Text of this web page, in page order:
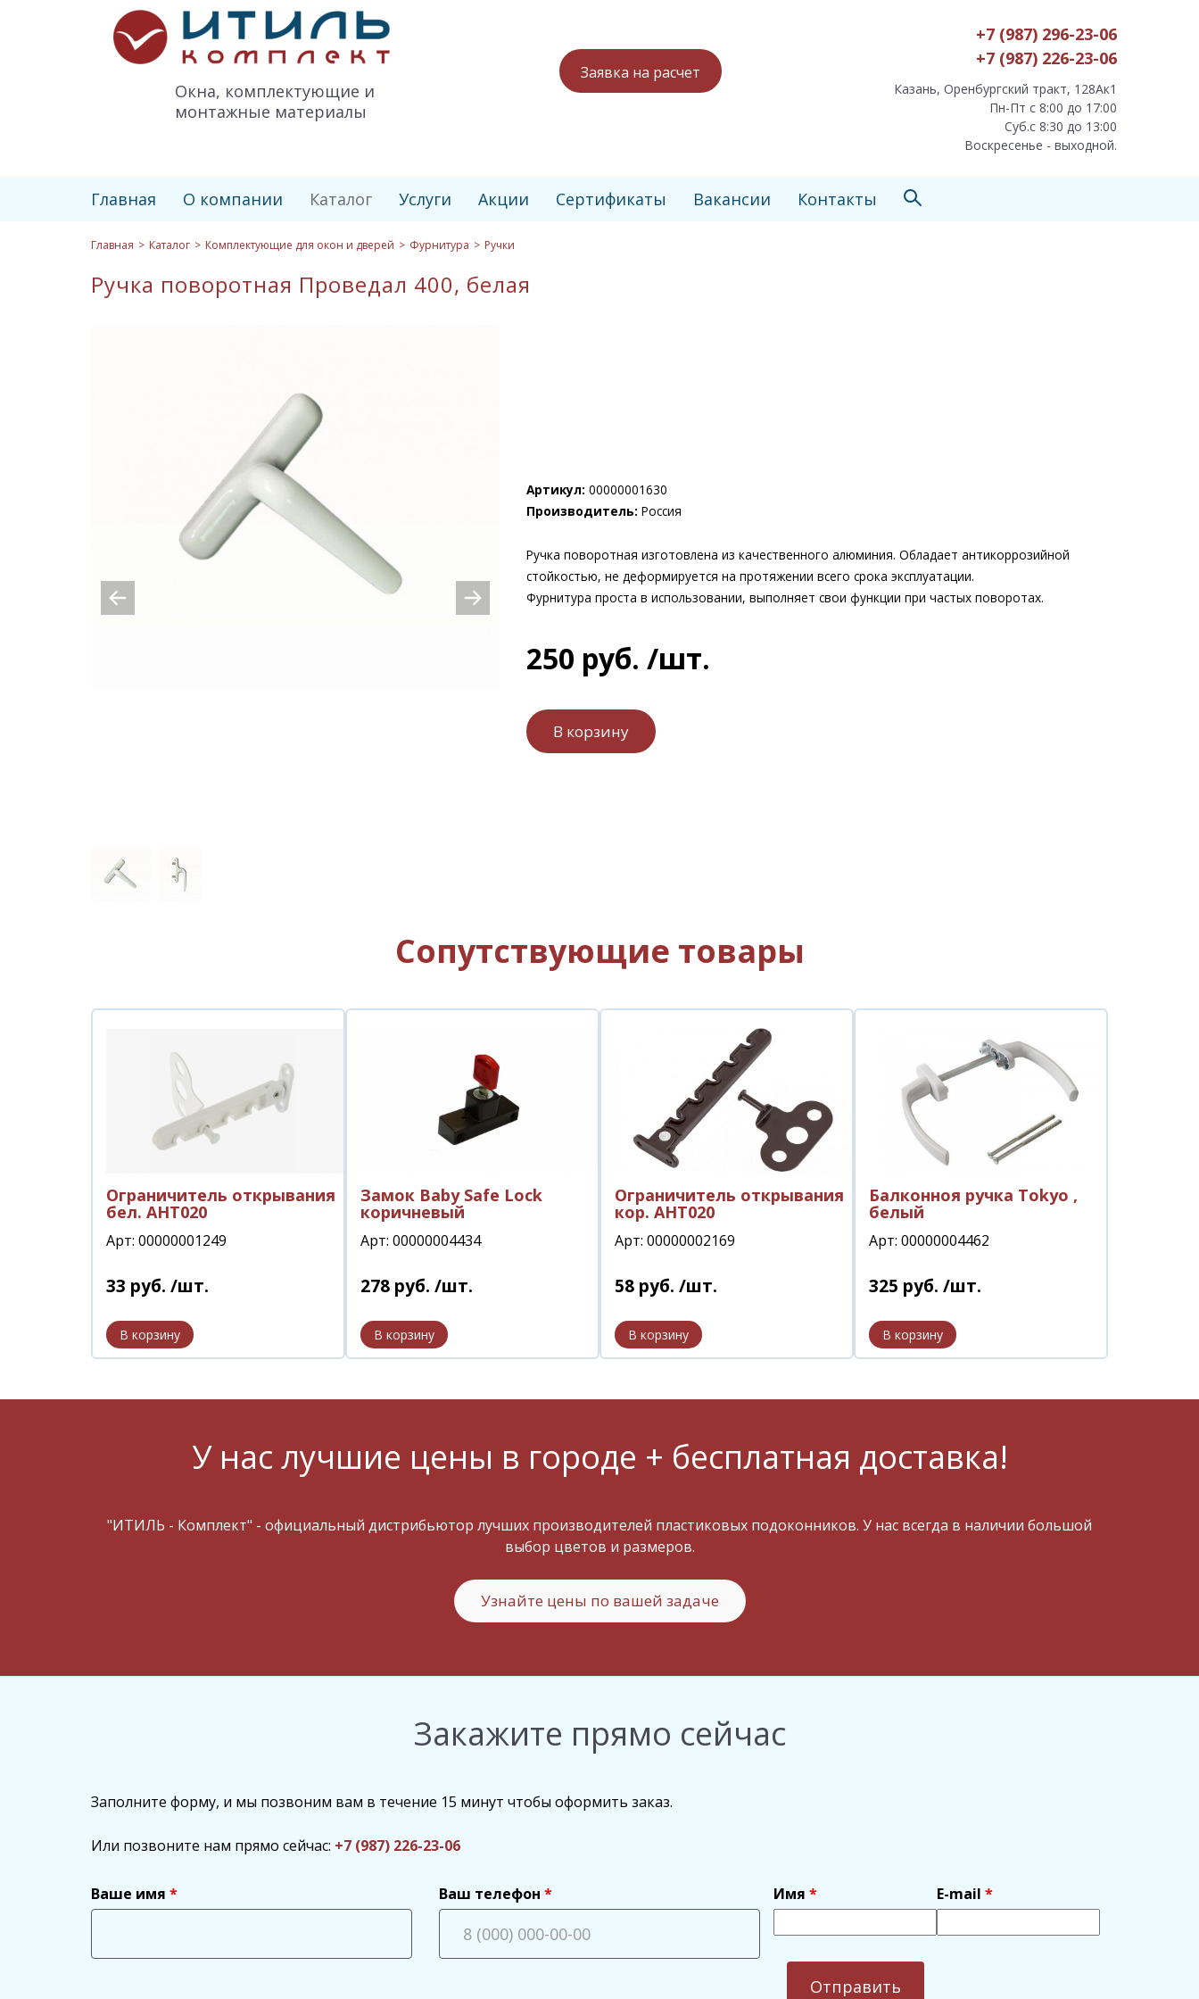
Итиль-
Комплект
logo
Окна, комплектующие и
монтажные материалы
Заявка на расчет
+7 (987) 296-23-06
+7 (987) 226-23-06
Казань, Оренбургский тракт, 128Ак1
Пн-Пт с 8:00 до 17:00
Суб.с 8:30 до 13:00
Воскресенье - выходной.
Главная О компании Каталог Услуги Акции Сертификаты Вакансии Контакты
Главная Каталог Комплектующие для окон и дверей Фурнитура Ручки
Ручка поворотная Проведал 400, белая
Артикул: 00000001630
Производитель: Россия
Ручка поворотная изготовлена из качественного алюминия. Обладает антикоррозийной
стойкостью, не деформируется на протяжении всего срока эксплуатации.
Фурнитура проста в использовании, выполняет свои функции при частых поворотах.
250 руб. /шт.
Сопутствующие товары
Ограничитель открывания
бел. АНТ020
Арт: 00000001249
33 руб. /шт.
Замок Baby Safe Lock
коричневый
Арт: 00000004434
278 руб. /шт.
Ограничитель открывания
кор. АНТ020
Арт: 00000002169
58 руб. /шт.
Балконноя ручка Tokyo ,
белый
Арт: 00000004462
325 руб. /шт.
У нас лучшие цены в городе + бесплатная доставка!
"ИТИЛЬ - Комплект" - официальный дистрибьютор лучших производителей пластиковых подоконников. У нас всегда в наличии большой
выбор цветов и размеров.
Узнайте цены по вашей задаче
Закажите прямо сейчас
Заполните форму, и мы позвоним вам в течение 15 минут чтобы оформить заказ.
Или позвоните нам прямо сейчас: +7 (987) 226-23-06
Ваше имя Ваш телефон Имя E-mail